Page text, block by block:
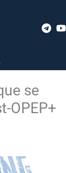
se
OPEP+